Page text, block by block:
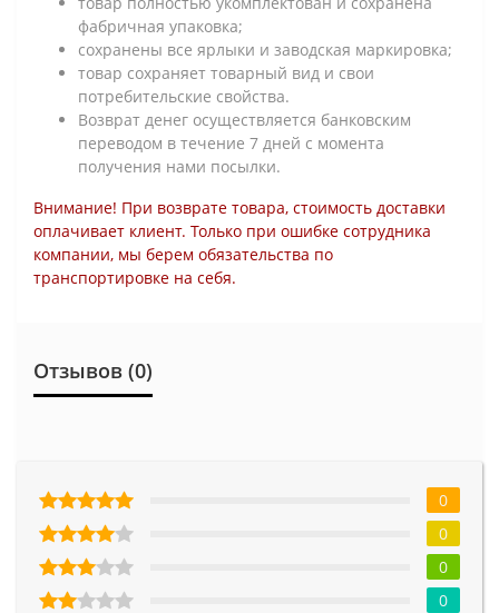
фабричная упаковка;
сохранены все ярлыки и заводская маркировка;
товар сохраняет товарный вид и свои
потребительские свойства.
Возврат денег осуществляется банковским
переводом в течение 7 дней с момента
получения нами посылки.
Внимание! При возврате товара, стоимость доставки
оплачивает клиент. Только при ошибке сотрудника
компании, мы берем обязательства по
транспортировке на себя.
Отзывов (0)
0
0
0
0